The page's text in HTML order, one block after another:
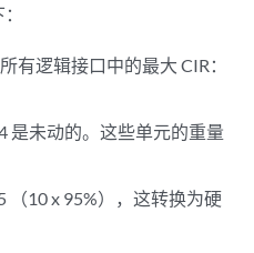
有逻辑接口中的最大 CIR：
是未动的。这些单元的重量
（10 x 95%），这转换为硬